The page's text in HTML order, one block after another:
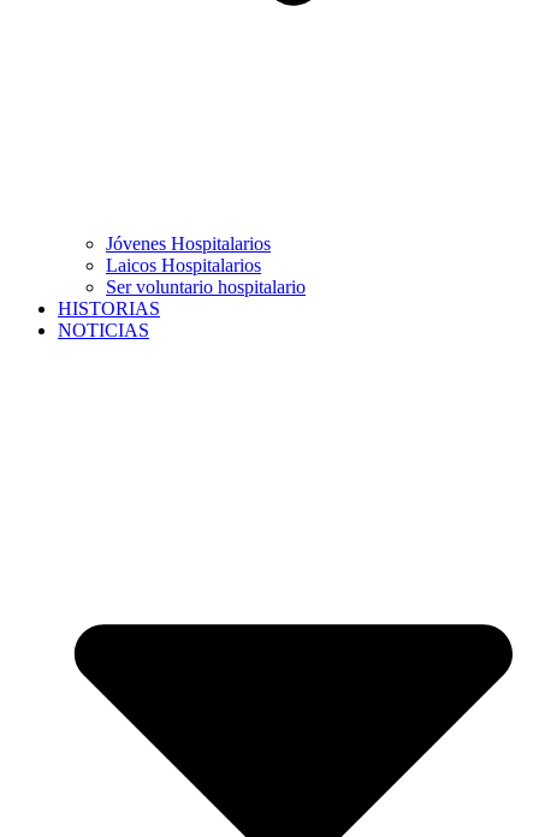
Jóvenes Hospitalarios
Laicos Hospitalarios
Ser voluntario hospitalario
HISTORIAS
NOTICIAS